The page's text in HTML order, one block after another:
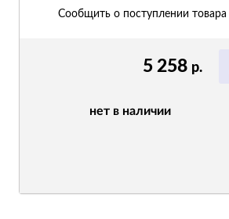
5 258 р.
нет в наличии
Сообщить о поступлении товара